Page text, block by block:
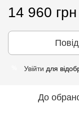
14 960 грн
Увійти для
До